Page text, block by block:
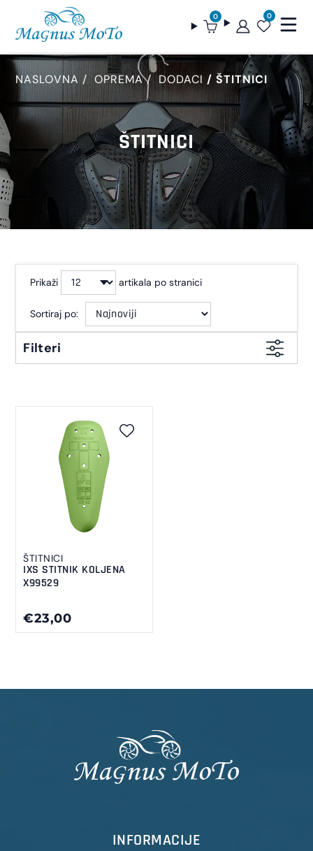
0 0
NASLOVNA OPREMA DODACI ŠTITNICI
ŠTITNICI
Prikaži artikala po stranici
Sortiraj po:
Filteri
ŠTITNICI
IXS STITNIK KOLJENA
X99529
€23,00
INFORMACIJE